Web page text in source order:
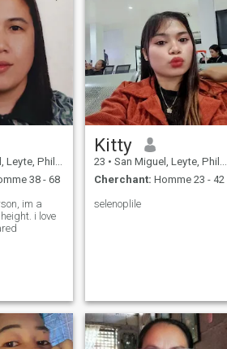
Philippines
38 - 68
i love
Kitty
23 • San Miguel, Leyte, Philippines
Cherchant: Homme 23 - 42
selenoplile